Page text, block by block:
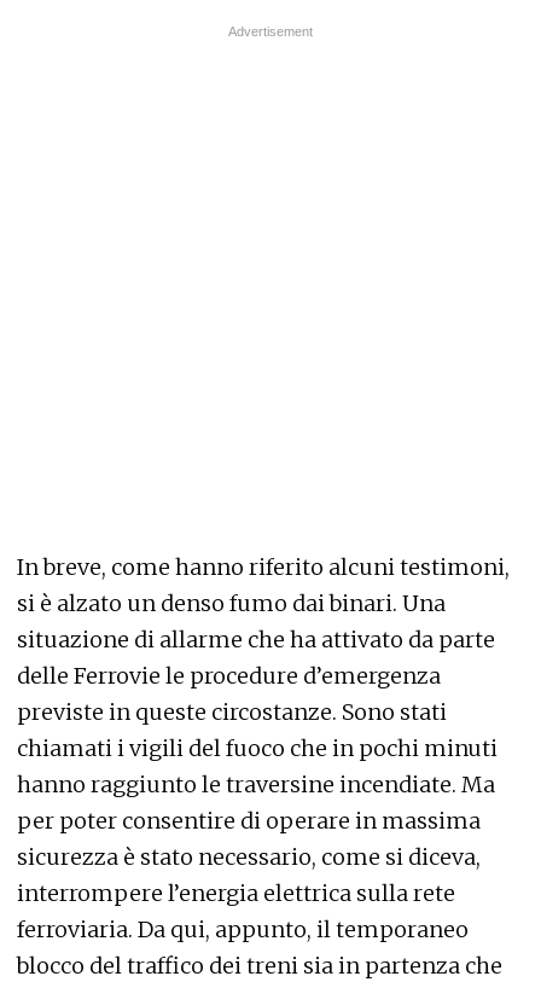
In breve, come hanno riferito alcuni testimoni,
si è alzato un denso fumo dai binari. Una
situazione di allarme che ha attivato da parte
delle Ferrovie le procedure d’emergenza
previste in queste circostanze. Sono stati
chiamati i vigili del fuoco che in pochi minuti
hanno raggiunto le traversine incendiate. Ma
per poter consentire di operare in massima
sicurezza è stato necessario, come si diceva,
interrompere l’energia elettrica sulla rete
ferroviaria. Da qui, appunto, il temporaneo
blocco del traffico dei treni sia in partenza che